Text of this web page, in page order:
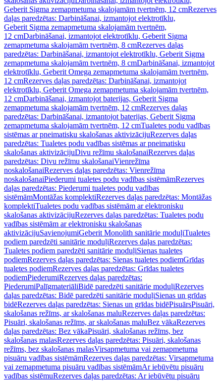
Geberit Sigma zemapmetuma skalojamām tvertnēm, 12 cmRezerves
daļas paredzētas: Darbināšanai, izmantojot elektrotīklu,
Geberit Sigma zemapmetuma skalojamām tvertnēm,
12 cmDarbināšanai, izmantojot elektrotīklu, Geberit Sigma
zemapmetuma skalojamām tvertnēm, 8 cmRezerves daļas
paredzētas: Darbināšanai, izmantojot elektrotīklu, Geberit Sigma
zemapmetuma skalojamām tvertnēm, 8 cmDarbināšanai, izmantojot
elektrotīklu, Geberit Omega zemapmetuma skalojamām tvertnēm,
12 cmRezerves daļas paredzētas: Darbināšanai, izmantojot
elektrotīklu, Geberit Omega zemapmetuma skalojamām tvertnēm,
12 cmDarbināšanai, izmantojot baterijas, Geberit Sigma
zemapmetuma skalojamām tvertnēm, 12 cmRezerves daļas
paredzētas: Darbināšanai, izmantojot baterijas, Geberit Sigma
zemapmetuma skalojamām tvertnēm, 12 cmTualetes podu vadības
sistēmas ar pneimatisku skalošanas aktivizācijuRezerves daļas
paredzētas: Tualetes podu vadības sistēmas ar pneimatisku
skalošanas aktivizācijuDivu režīmu skalošanaiRezerves daļas
paredzētas: Divu režīmu skalošanaiVienrežīma
noskalošanaiRezerves daļas paredzētas: Vienrežīma
noskalošanaiPiederumi tualetes podu vadības sistēmāmRezerves
daļas paredzētas: Piederumi tualetes podu vadības
sistēmāmMontāžas komplektiRezerves daļas paredzētas: Montāžas
komplektiTualetes podu vadības sistēmām ar elektronisku
skalošanas aktivizācijuRezerves daļas paredzētas: Tualetes podu
vadības sistēmām ar elektronisku skalošanas
aktivizācijuSavienojumiGeberit Monolith sanitārie moduļiTualetes
podiem paredzēti sanitārie moduļiRezerves daļas paredzētas:
Tualetes podiem paredzēti sanitārie moduļiSienas tualetes
podiemRezerves daļas paredzētas: Sienas tualetes podiemGrīdas
tualetes podiemRezerves daļas paredzētas: Grīdas tualetes
podiemPiederumiRezerves daļas paredzētas:
PiederumiPalīgmateriāliBidē paredzēti sanitārie moduļiRezerves
daļas paredzētas: Bidē paredzēti sanitārie moduļiSienas un grīdas
bidēRezerves daļas paredzētas: Sienas un grīdas bidēPisuārsPisuāri,
skalošanas režīms, ar skalošanas maluRezerves daļas paredzētas:
Pisuāri, skalošanas režīms, ar skalošanas maluBez vākaRezerves
daļas paredzētas: Bez vākaPisuāri, skalošanas režīms, bez
skalošanas malasRezerves daļas paredzētas: Pisuāri, skalošanas
režīms, bez skalošanas malasVirsapmetuma vai zemapmetuma
pisuāru vadības sistēmāmRezerves daļas paredzētas: Virsapmetuma
vai zemapmetuma pisuāru vadības sistēmāmAr iebūvētu pisuāru
vadības sistēmuRezerves daļas paredzētas: Ar iebūvētu pisuāru